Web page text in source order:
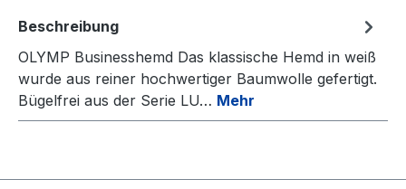
Beschreibung
OLYMP Businesshemd Das klassische Hemd in weiß
wurde aus reiner hochwertiger Baumwolle gefertigt.
Bügelfrei aus der Serie LU… Mehr